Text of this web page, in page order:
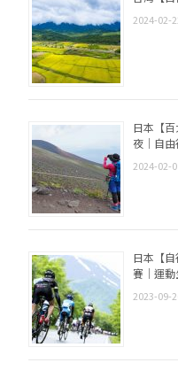
2024-02-
日本【
夜｜自由
2024-02-
日本【
賽｜運
2023-09-